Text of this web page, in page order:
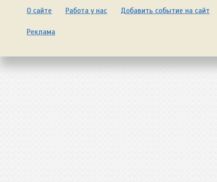
О сайте Работа у нас Добавить событие на сайт
Реклама